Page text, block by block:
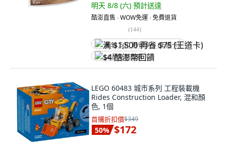
明天 8/8 (六) 預計送達
酷澎直售 ∙ WOW免運 ∙ 免費退貨
(144)
满 $1,500 再省 $75 (王道卡)
$4 酷澎幣回饋
LEGO 60483 城市系列 工程裝載機
Rides Construction Loader, 混和顏
色, 1個
首購折扣價$349
50% $172